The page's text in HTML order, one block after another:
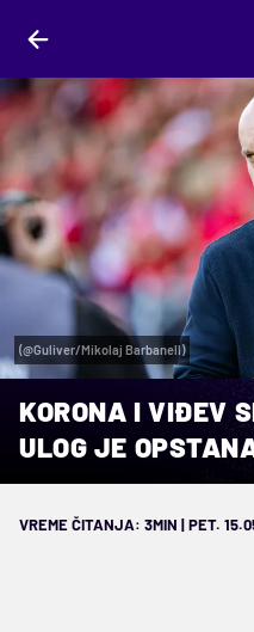
(@Guliver/Mikolaj Barbanell)
KORONA I VIĐEV
ULOG JE
VREME ČITANJA: 3MIN | PET.